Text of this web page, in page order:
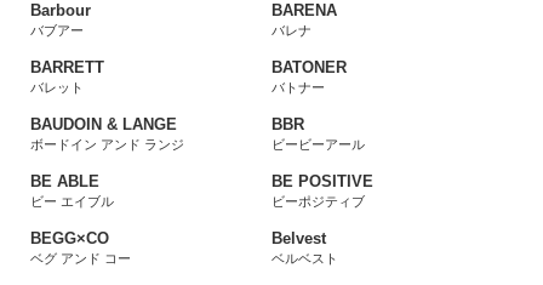
Barbour
バブアー
BARENA
バレナ
BARRETT
バレット
BATONER
バトナー
BAUDOIN & LANGE
ボードイン アンド ランジ
BBR
ビービーアール
BE ABLE
ビー エイブル
BE POSITIVE
ビーポジティブ
BEGG×CO
ベグ アンド コー
Belvest
ベルベスト